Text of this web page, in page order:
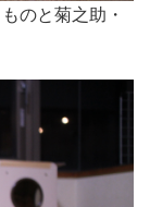
のと菊之助・